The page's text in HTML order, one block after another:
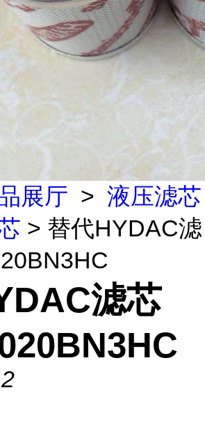
展厅 > 液压滤芯
> 替代HYDAC滤
滤芯